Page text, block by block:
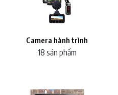
Camera hành trình
18 sản phẩm